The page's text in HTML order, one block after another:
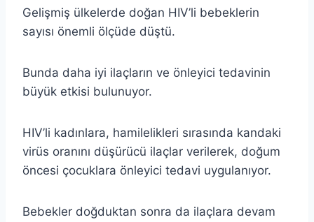
Gelişmiş ülkelerde doğan HIV’li bebeklerin
sayısı önemli ölçüde düştü.
Bunda daha iyi ilaçların ve önleyici tedavinin
büyük etkisi bulunuyor.
HIV’li kadınlara, hamilelikleri sırasında kandaki
virüs oranını düşürücü ilaçlar verilerek, doğum
öncesi çocuklara önleyici tedavi uygulanıyor.
Bebekler doğduktan sonra da ilaçlara devam